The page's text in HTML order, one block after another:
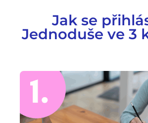
Jak se
Jednoduše ve 3